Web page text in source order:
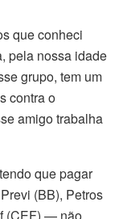
que conheci
pela nossa idade
grupo, tem um
contra o
amigo trabalha
que pagar
Previ (BB), Petros